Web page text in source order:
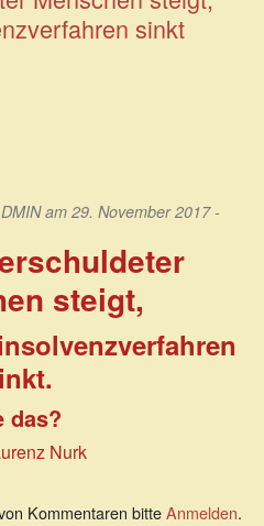
sinkt
am 29. November 2017 -
steigt,
das?
Nurk
Kommentaren bitteAnmelden.